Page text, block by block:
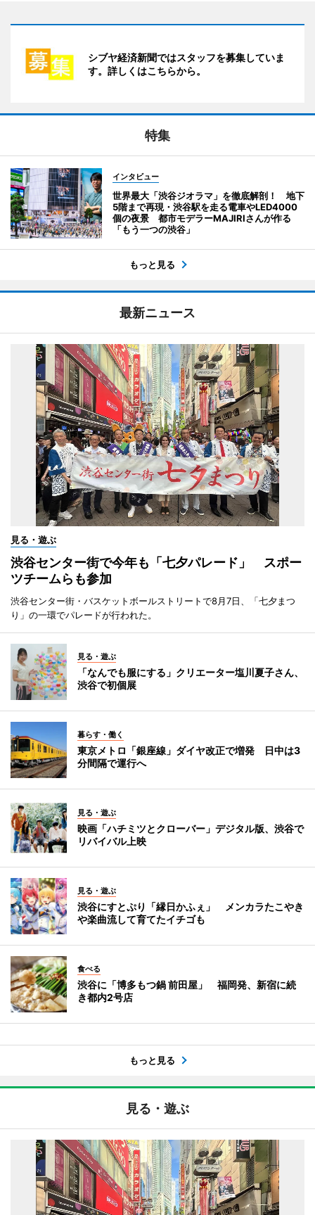
シブヤ経済新聞ではスタッフを募集していま
す。詳しくはこちらから。
特集
インタビュー
世界最大「渋谷ジオラマ」を徹底解剖！ 地下
5階まで再現・渋谷駅を走る電車やLED4000
個の夜景 都市モデラーMAJIRIさんが作る
「もう一つの渋谷」
もっと見る
最新ニュース
見る・遊ぶ
渋谷センター街で今年も「七夕パレード」 スポー
ツチームらも参加
渋谷センター街・バスケットボールストリートで8月7日、「七夕まつ
り」の一環でパレードが行われた。
見る・遊ぶ
「なんでも服にする」クリエーター塩川夏子さん、
渋谷で初個展
暮らす・働く
東京メトロ「銀座線」ダイヤ改正で増発 日中は3
分間隔で運行へ
見る・遊ぶ
映画「ハチミツとクローバー」デジタル版、渋谷で
リバイバル上映
見る・遊ぶ
渋谷にすとぷり「縁日かふぇ」 メンカラたこやき
や楽曲流して育てたイチゴも
食べる
渋谷に「博多もつ鍋 前田屋」 福岡発、新宿に続
き都内2号店
もっと見る
見る・遊ぶ